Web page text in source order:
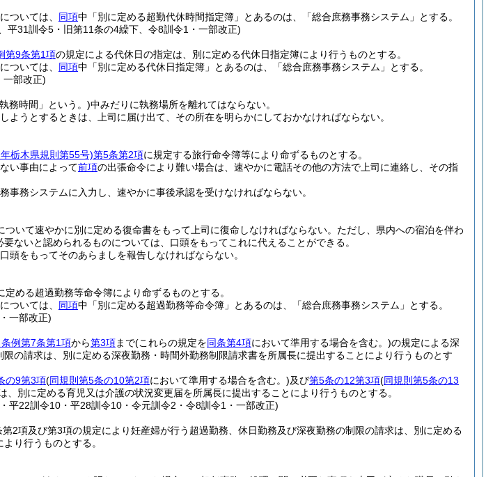
ついては、 同項中「別に定める超勤代休時間指定簿」とあるのは、「総合庶務事務システム」とする。
平31訓令5・旧第11条の4繰下、令8訓令1・一部改正)
第9条第1項の規定による代休日の指定は、別に定める代休日指定簿により行うものとする。
ついては、 同項中「別に定める代休日指定簿」とあるのは、「総合庶務事務システム」とする。
一部改正)
務時間」という。)中みだりに執務場所を離れてはならない。
ようとするときは、上司に届け出て、その所在を明らかにしておかなければならない。
栃木県規則第55号)第5条第2項に規定する旅行命令簿等により命ずるものとする。
い事由によって前項の出張命令により難い場合は、速やかに電話その他の方法で上司に連絡し、その指
事務システムに入力し、速やかに事後承認を受けなければならない。
いて速やかに別に定める復命書をもって上司に復命しなければならない。 ただし、県内への宿泊を伴わ
ないと認められるものについては、口頭をもってこれに代えることができる。
頭をもってそのあらましを報告しなければならない。
める超過勤務等命令簿により命ずるものとする。
ついては、 同項中「別に定める超過勤務等命令簿」とあるのは、「総合庶務事務システム」とする。
一部改正)
例第7条第1項から第3項まで(これらの規定を同条第4項において準用する場合を含む。)の規定による深
の請求は、別に定める深夜勤務・時間外勤務制限請求書を所属長に提出することにより行うものとす
の9第3項(同規則第5条の10第2項において準用する場合を含む。)及び第5条の12第3項(同規則第5条の13
、別に定める育児又は介護の状況変更届を所属長に提出することにより行うものとする。
平22訓令10・平28訓令10・令元訓令2・令8訓令1・一部改正)
第2項及び第3項の規定により妊産婦が行う超過勤務、休日勤務及び深夜勤務の制限の請求は、別に定める
り行うものとする。